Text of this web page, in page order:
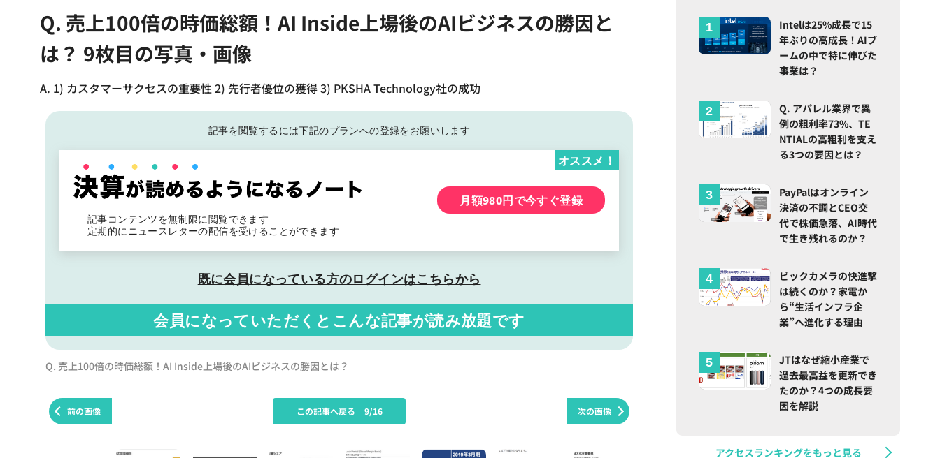
Q. 売上100倍の時価総額！AI Inside上場後のAIビジネスの勝因と
は？ 9枚目の写真・画像
A. 1) カスタマーサクセスの重要性 2) 先行者優位の獲得 3) PKSHA Technology社の成功
記事を閲覧するには下記のプランへの登録をお願いします
記事コンテンツを無制限に閲覧できます
定期的にニュースレターの配信を受けることができます
オススメ！
月額980円で今すぐ登録
既に会員になっている方のログインはこちらから
会員になっていただくと こんな記事が読み放題です
Q. 売上100倍の時価総額！AI Inside上場後のAIビジネスの勝因とは？
前の画像 次の画像
この記事へ戻る 9/16
Intelは25%成長で15
年ぶりの高成長！AIブ
ームの中で特に伸びた
事業は？
Q. アパレル業界で異
例の粗利率73%、TE
NTIALの高粗利を支え
る3つの要因とは？
PayPalはオンライン
決済の不調とCEO交
代で株価急落、AI時代
で生き残れるのか？
ビックカメラの快進撃
は続くのか？家電か
ら“生活インフラ企
業”へ進化する理由
JTはなぜ縮小産業で
過去最高益を更新でき
たのか？4つの成長要
因を解説
アクセスランキングをもっと見る